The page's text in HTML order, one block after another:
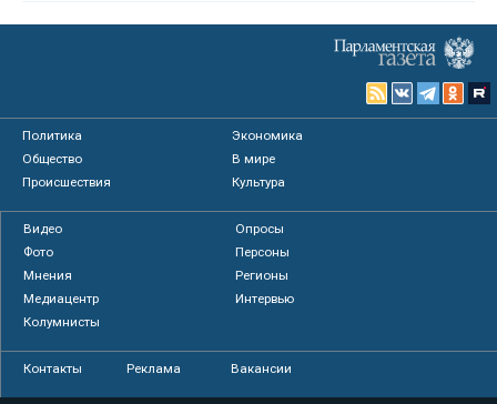
Политика
Экономика
Общество
В мире
Происшествия
Культура
Видео
Опросы
Фото
Персоны
Мнения
Регионы
Медиацентр
Интервью
Колумнисты
Контакты Реклама Вакансии